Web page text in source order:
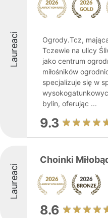
Laureaci
Ogrody.Tcz,
Tczewie na ulicy
jako centrum
miłośników
specjalizuje się w
bylin, oferując ...
9.3
Laureaci
Choinki
8.6